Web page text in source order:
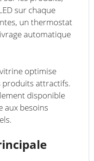
sur chaque
un thermostat
automatique
optimise
produits attractifs.
disponible
aux besoins